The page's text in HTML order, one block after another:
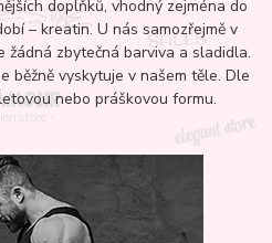
doplňků, vhodný zejména do
– kreatin. U nás samozřejmě v
žádná zbytečná barviva a sladidla.
běžně vyskytuje v našem těle. Dle
nebo práškovou formu.